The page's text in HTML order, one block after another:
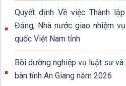
Quyết định Về việc Thành
Đảng, Nhà nước giao nhiệm
quốc Việt Nam tỉnh
Bồi dưỡng nghiệp vụ luật sư
bàn tỉnh An Giang năm 2026